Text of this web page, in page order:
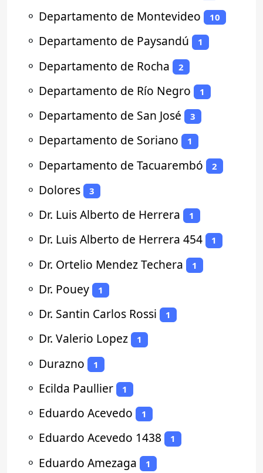
⚬ Departamento de Montevideo 10
⚬ Departamento de Paysandú 1
⚬ Departamento de Rocha 2
⚬ Departamento de Río Negro 1
⚬ Departamento de San José 3
⚬ Departamento de Soriano 1
⚬ Departamento de Tacuarembó 2
⚬ Dolores 3
⚬ Dr. Luis Alberto de Herrera 1
⚬ Dr. Luis Alberto de Herrera 454 1
⚬ Dr. Ortelio Mendez Techera 1
⚬ Dr. Pouey 1
⚬ Dr. Santin Carlos Rossi 1
⚬ Dr. Valerio Lopez 1
⚬ Durazno 1
⚬ Ecilda Paullier 1
⚬ Eduardo Acevedo 1
⚬ Eduardo Acevedo 1438 1
⚬ Eduardo Amezaga 1